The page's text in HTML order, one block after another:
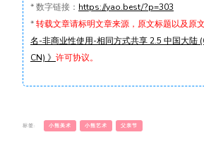
*数字链接： https://yao.best/?p=303
*转载文章请标明文章来源，原文标题以及原
名-非商业性使用-相同方式共享 2.5 中国大陆
CN) 》 许可协议。
标签: 小熊美术 小熊艺术 父亲节